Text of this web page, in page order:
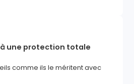
à une protection totale
comme ils le méritent avec